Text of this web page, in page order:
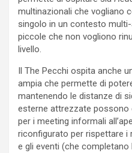
multinazionali che vogliano
singolo in un contesto
piccole che non vogliono
livello.
Il The Pecchi ospita anche
ampia che permette di
mantenendo le distanze di
esterne attrezzate possono
per i meeting informali
riconfigurato per rispettare i
e gli eventi (che